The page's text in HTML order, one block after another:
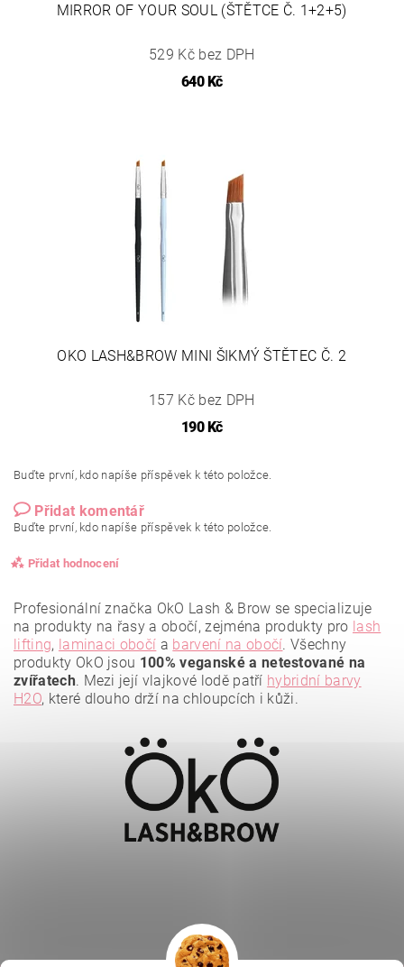
MIRROR OF YOUR SOUL (ŠTĚTCE Č. 1+2+5)
529 Kč bez DPH
640 Kč
OKO LASH&BROW MINI ŠIKMÝ ŠTĚTEC Č. 2
157 Kč bez DPH
190 Kč
Buďte první, kdo napíše příspěvek k této položce.
Přidat komentář
Buďte první, kdo napíše příspěvek k této položce.
Přidat hodnocení
Vložením hodnocení souhlasíte sezásadami ochrany
Profesionální značka OkO Lash & Brow se specializuje
na produkty na řasy a obočí, zejména produkty pro lash
lifting, laminaci obočí a barvení na obočí. Všechny
produkty OkO jsou 100% veganské a netestované na
zvířatech. Mezi její vlajkové lodě patří hybridní barvy
H2O, které dlouho drží na chloupcích i kůži.